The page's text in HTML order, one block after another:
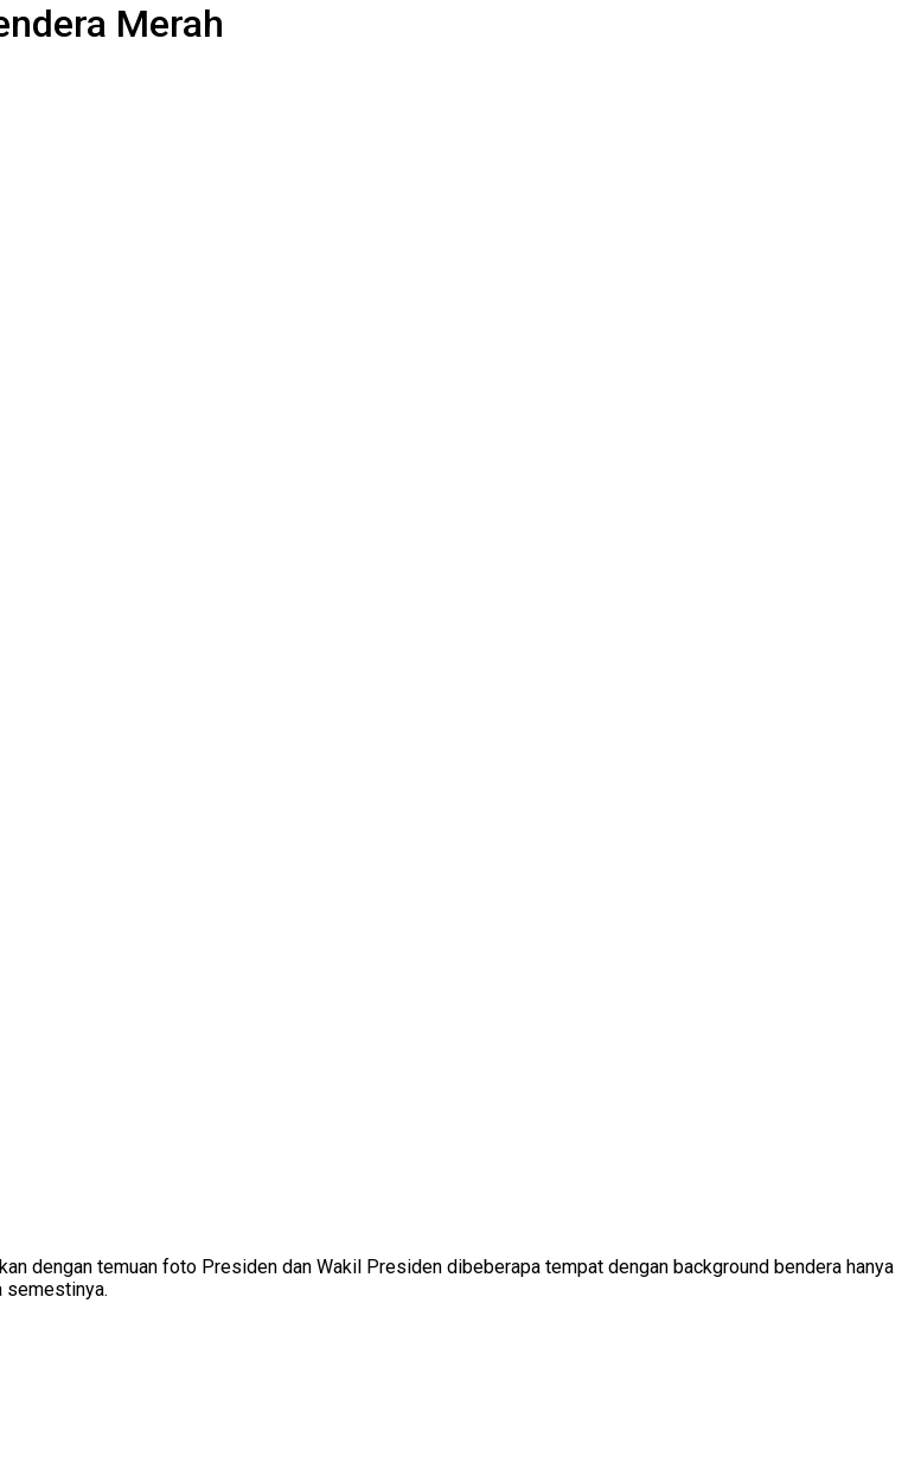
Merah
dengan temuan foto Presiden dan Wakil Presiden dibeberapa tempat dengan background bendera hanya
semestinya.